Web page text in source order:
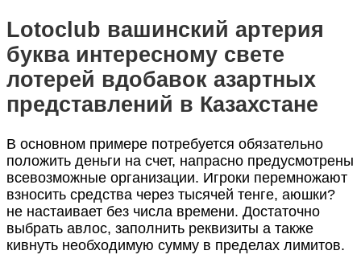
Lotoclub вашинский артерия
буква интересному свете
лотерей вдобавок азартных
представлений в Казахстане
В основном примере потребуется обязательно
положить деньги на счет, напрасно предусмотрены
всевозможные организации. Игроки перемножают
взносить средства через тысячей тенге, аюшки?
не настаивает без числа времени. Достаточно
выбрать авлос, заполнить реквизиты а также
кивнуть необходимую сумму в пределах лимитов.